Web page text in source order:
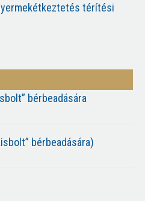
térítési
bérbeadására
bérbeadására)